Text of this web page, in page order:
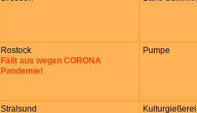
Rostock
Fällt aus wegen CORONA
Pandemie!
Pumpe
Stralsund
Kulturgießerei